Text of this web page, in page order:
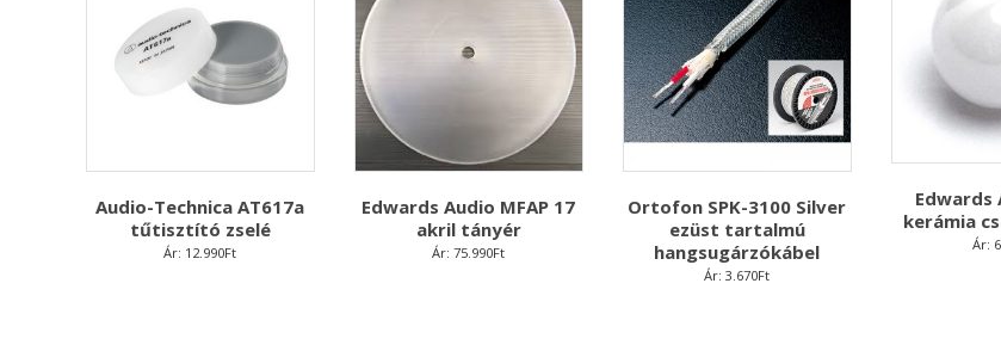
Audio-Technica AT617a
tűtisztító zselé
Ár: 12.990Ft
Edwards Audio MFAP 17
akril tányér
Ár: 75.990Ft
Ortofon SPK-3100 Silver
ezüst tartalmú
hangsugárzókábel
Ár: 3.670Ft
Edwards
kerámia
Ár: